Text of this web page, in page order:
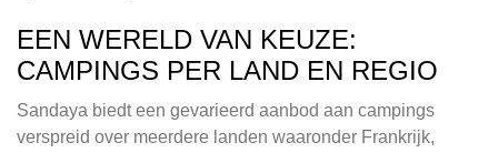
EEN WERELD VAN KEUZE:
CAMPINGS PER LAND EN REGIO
Sandaya biedt een gevarieerd aanbod aan campings
verspreid over meerdere landen waaronder Frankrijk,